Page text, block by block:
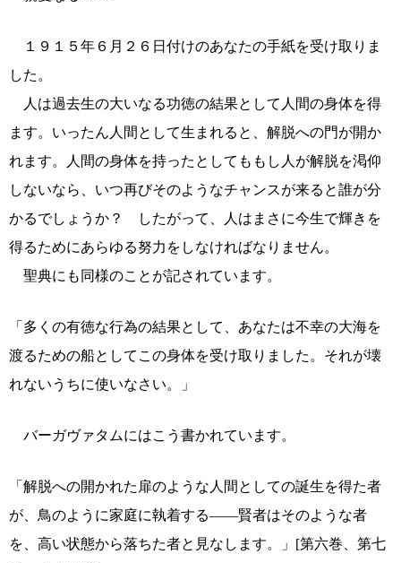
１９１５年６月２６日付けのあなたの手紙を受け取りま
した。
人は過去生の大いなる功徳の結果として人間の身体を得
ます。いったん人間として生まれると、解脱への門が開か
れます。人間の身体を持ったとしてももし人が解脱を渇仰
しないなら、いつ再びそのようなチャンスが来ると誰が分
かるでしょうか？ したがって、人はまさに今生で輝きを
得るためにあらゆる努力をしなければなりません。
聖典にも同様のことが記されています。
「多くの有徳な行為の結果として、あなたは不幸の大海を
渡るための船としてこの身体を受け取りました。それが壊
れないうちに使いなさい。」
バーガヴァタムにはこう書かれています。
「解脱への開かれた扉のような人間としての誕生を得た者
が、鳥のように家庭に執着する――賢者はそのような者
を、高い状態から落ちた者と見なします。」[第六巻、第七